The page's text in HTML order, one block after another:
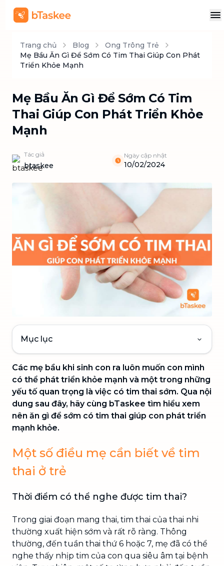
Trang chủ Blog
Ong Trông Trẻ
Mẹ Bầu Ăn Gì Để Sớm Có Tim Thai Giúp Con Phát
Triển Khỏe Mạnh
Mẹ Bầu Ăn Gì Để Sớm Có Tim
Thai Giúp Con Phát Triển Khỏe
Mạnh
Tác giả
btaskee
Ngày cập nhật
10/02/2024
Mục lục
Các mẹ bầu khi sinh con ra luôn muốn con mình
có thể phát triển khỏe mạnh và một trong những
yếu tố quan trọng là việc có tim thai sớm. Qua nội
dung sau đây, hãy cùng bTaskee tìm hiểu xem
nên ăn gì để sớm có tim thai giúp con phát triển
mạnh khỏe.
Một số điều mẹ cần biết về tim
thai ở trẻ
Thời điểm có thể nghe được tim thai?
Trong giai đoạn mang thai, tim thai của thai nhi
thường xuất hiện sớm và rất rõ ràng. Thông
thường, đến tuần thai thứ 6 hoặc 7, mẹ đã có thể
nghe thấy nhịp tim của con qua siêu âm tại bệnh